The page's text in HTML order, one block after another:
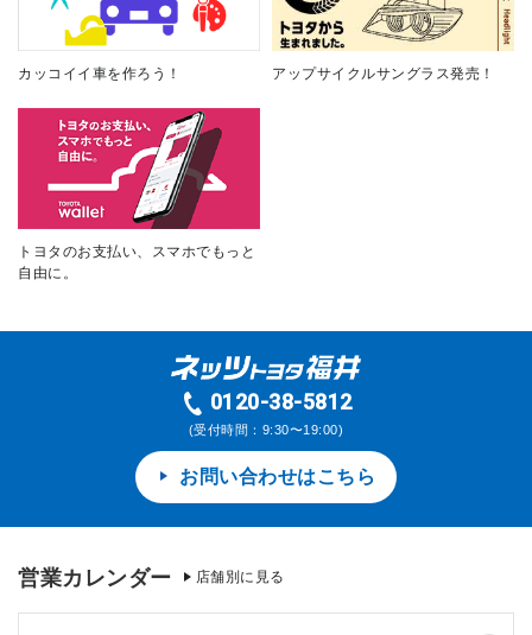
カッコイイ車を作ろう！ アップサイクルサングラス発売！
トヨタのお支払い、スマホでもっと
自由に。
0120-38-5812
(受付時間：9:30〜19:00)
お問い合わせはこちら
営業カレンダー 店舗別に見る